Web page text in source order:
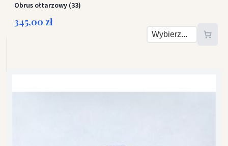
Obrus ołtarzowy (33)
345,00 zł